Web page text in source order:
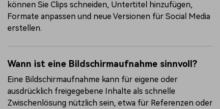
können Sie Clips schneiden, Untertitel hinzufügen,
Formate anpassen und neue Versionen für Social Media
erstellen.
Wann ist eine Bildschirmaufnahme sinnvoll?
Eine Bildschirmaufnahme kann für eigene oder
ausdrücklich freigegebene Inhalte als schnelle
Zwischenlösung nützlich sein, etwa für Referenzen oder